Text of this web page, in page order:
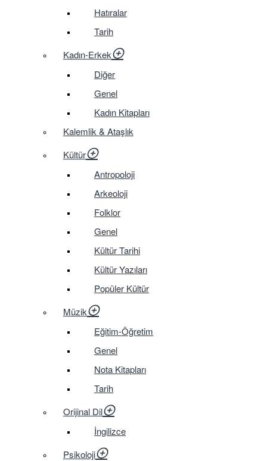
Hatıralar
Tarih
Kadın-Erkek
Diğer
Genel
Kadın Kitapları
Kalemlik & Ataşlık
Kültür
Antropoloji
Arkeoloji
Folklor
Genel
Kültür Tarihi
Kültür Yazıları
Popüler Kültür
Müzik
Eğitim-Öğretim
Genel
Nota Kitapları
Tarih
Orijinal Dil
İngilizce
Psikoloji